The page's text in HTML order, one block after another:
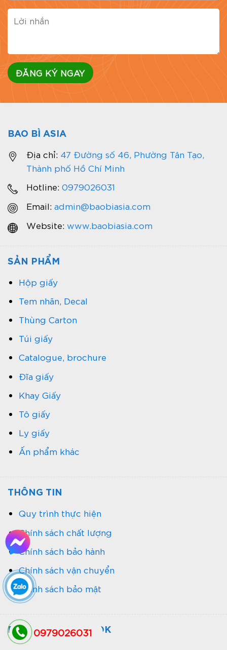
BAO BÌ ASIA
Địa chỉ: 47 Đường số 46, Phường Tân Tạo,
Thành phố Hồ Chí Minh
Hotline: 0979026031
Email: admin@baobiasia.com
Website: www.baobiasia.com
SẢN PHẨM
Hộp giấy
Tem nhãn, Decal
Thùng Carton
Túi giấy
Catalogue, brochure
Đĩa giấy
Khay Giấy
Tô giấy
Ly giấy
Ấn phẩm khác
THÔNG TIN
Quy trình thực hiện
Chính sách chất lượng
Chính sách bảo hành
Chính sách vận chuyển
Chính sách bảo mật
FANPAGE FACEBOOK
0979026031